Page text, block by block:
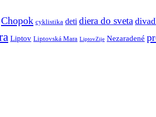
Chopok cyklistika deti diera do sveta
Liptov Liptovská Mara LiptovZije Nezaradené